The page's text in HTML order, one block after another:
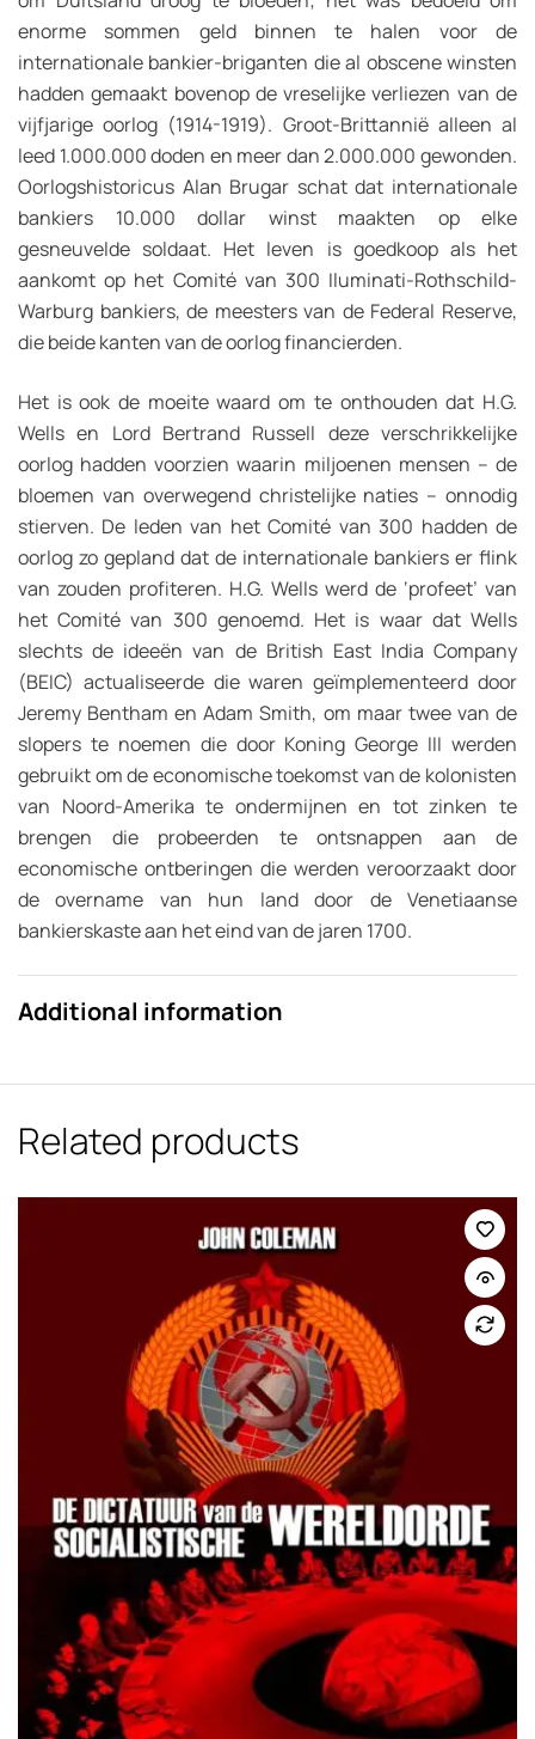
enorme sommen geld binnen te halen voor de
internationale bankier-briganten die al obscene winsten
hadden gemaakt bovenop de vreselijke verliezen van de
vijfjarige oorlog (1914-1919). Groot-Brittannië alleen al
leed 1.000.000 doden en meer dan 2.000.000 gewonden.
Oorlogshistoricus Alan Brugar schat dat internationale
bankiers 10.000 dollar winst maakten op elke
gesneuvelde soldaat. Het leven is goedkoop als het
aankomt op het Comité van 300 Iluminati-Rothschild-
Warburg bankiers, de meesters van de Federal Reserve,
die beide kanten van de oorlog financierden.
Het is ook de moeite waard om te onthouden dat H.G.
Wells en Lord Bertrand Russell deze verschrikkelijke
oorlog hadden voorzien waarin miljoenen mensen – de
bloemen van overwegend christelijke naties – onnodig
stierven. De leden van het Comité van 300 hadden de
oorlog zo gepland dat de internationale bankiers er flink
van zouden profiteren. H.G. Wells werd de ‘profeet’ van
het Comité van 300 genoemd. Het is waar dat Wells
slechts de ideeën van de British East India Company
(BEIC) actualiseerde die waren geïmplementeerd door
Jeremy Bentham en Adam Smith, om maar twee van de
slopers te noemen die door Koning George III werden
gebruikt om de economische toekomst van de kolonisten
van Noord-Amerika te ondermijnen en tot zinken te
brengen die probeerden te ontsnappen aan de
economische ontberingen die werden veroorzaakt door
de overname van hun land door de Venetiaanse
bankierskaste aan het eind van de jaren 1700.
Additional information
Related products